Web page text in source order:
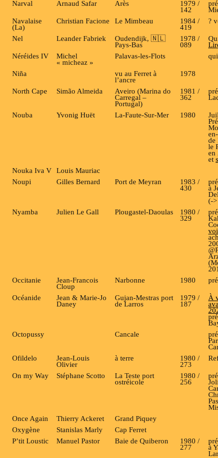
Narval Arnaud Safar Arès 1979 /
142
Navalaise
(La)
Christian Facione Le Mimbeau 1984 /
419
?
Nel Leander Fabriek Oudendijk, 🇳🇱
Pays-Bas
1978 /
089
Néréides IV
Michel
« micheaz »
Palavas-les-Flots
Niña vu au Ferret à
l’ancre
1978
North Cape Simão Almeida Aveiro (Marina do
Carregal –
Portugal)
1981 /
362
Nouba Yvonig Huët La-Faute-Sur-Mer 1980
de
le
en
et
Nouka Iva V Louis Mauriac
Noupi
Gilles Bernard Port de Meyran 1983 /
430 à
(-
Nyamba
Julien Le Gall Plougastel-Daoulas 1980 /
329
Occitanie
Jean-Francois
Cloup
Narbonne 1980
Océanide Jean & Marie-Jo
Daney
Gujan-Mestras port
de Larros
1979 /
187
À
Octopussy
Cancale
Ofildelo
Jean-Louis
Olivier
à terre 1980 /
273
On my Way Stéphane Scotto La Teste port
ostréicole
1980 /
256
Once Again
Thierry Ackeret
Grand Piquey
Oxygène
Stanislas Marly
Cap Ferret
P’tit Loustic
Manuel Pastor Baie de Quiberon 1980 /
277 à